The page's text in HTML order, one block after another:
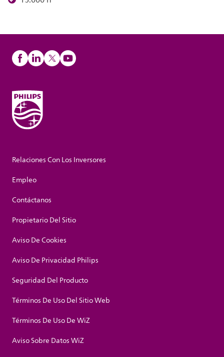
Relaciones Con Los Inversores
Empleo
Contáctanos
Propietario Del Sitio
Aviso De Cookies
Aviso De Privacidad Philips
Seguridad Del Producto
Términos De Uso Del Sitio Web
Términos De Uso De WiZ
Aviso Sobre Datos WiZ